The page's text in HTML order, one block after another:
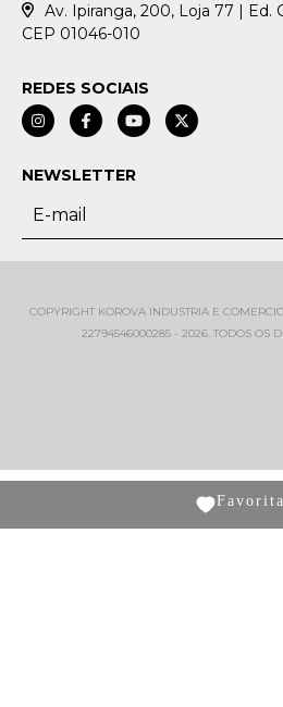
Av. Ipiranga, 200, Loja 77 | Ed.
CEP 01046-010
REDES SOCIAIS
NEWSLETTER
COPYRIGHT KOROVA INDUSTRIA E
22794546000285 - 2026. TODOS OS